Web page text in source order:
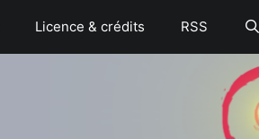
Licence & crédits RSS